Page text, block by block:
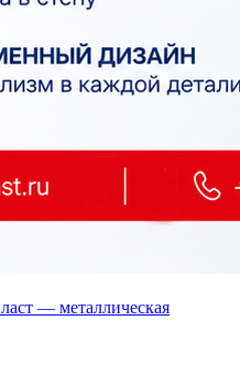
— металлическая